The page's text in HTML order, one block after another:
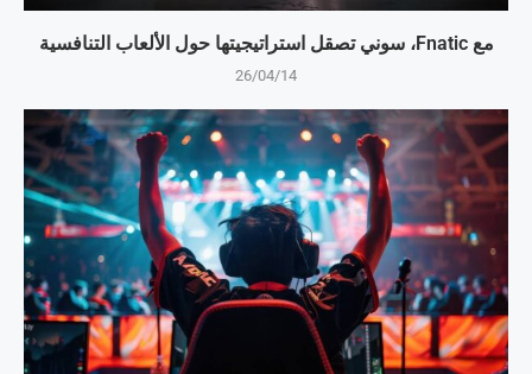
مع Fnatic، سوني تصقل استراتيجيتها حول الألعاب التنافسية
26/04/14